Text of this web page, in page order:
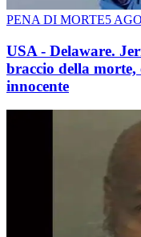
PENA DI MORTE5
USA - Delaware.
braccio della
innocente